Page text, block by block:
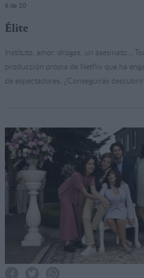
6 de 10
Élite
Instituto, amor, drogas, un asesinato…
producción propia de Netflix que ha
de espectadores. ¿Conseguirás